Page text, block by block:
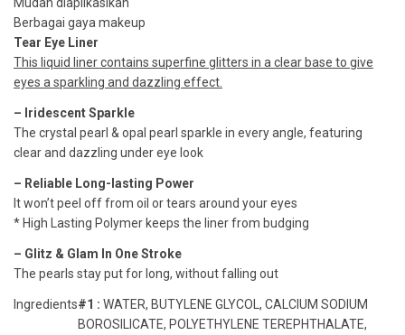
Mudah diaplikasikan
Berbagai gaya makeup
Tear Eye Liner
This liquid liner contains superfine glitters in a clear base to give
eyes a sparkling and dazzling effect.
– Iridescent Sparkle
The crystal pearl & opal pearl sparkle in every angle, featuring
clear and dazzling under eye look
– Reliable Long-lasting Power
It won’t peel off from oil or tears around your eyes
* High Lasting Polymer keeps the liner from budging
– Glitz & Glam In One Stroke
The pearls stay put for long, without falling out
Ingredients#1 : WATER, BUTYLENE GLYCOL, CALCIUM SODIUM
BOROSILICATE, POLYETHYLENE TEREPHTHALATE,